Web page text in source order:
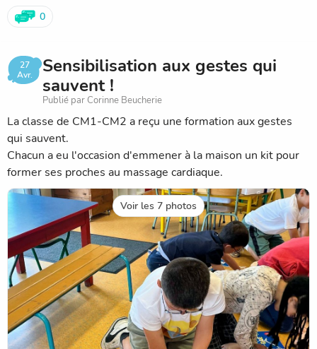
0
27
Avr.
Sensibilisation aux gestes qui
sauvent !
Publié par Corinne Beucherie
La classe de CM1-CM2 a reçu une formation aux gestes
qui sauvent.
Chacun a eu l'occasion d'emmener à la maison un kit pour
former ses proches au massage cardiaque.
Voir les 7 photos